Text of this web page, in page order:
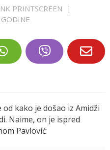
PRINTSCREEN
|
od kako je došao iz Amidži
Naime, on je ispred
Pavlović: